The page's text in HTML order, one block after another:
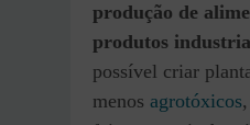
produção de
produtos
possível criar
menos agrotóxicos